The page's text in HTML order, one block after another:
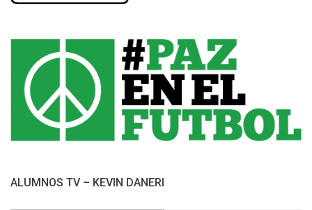
ALUMNOS TV – KEVIN DANERI